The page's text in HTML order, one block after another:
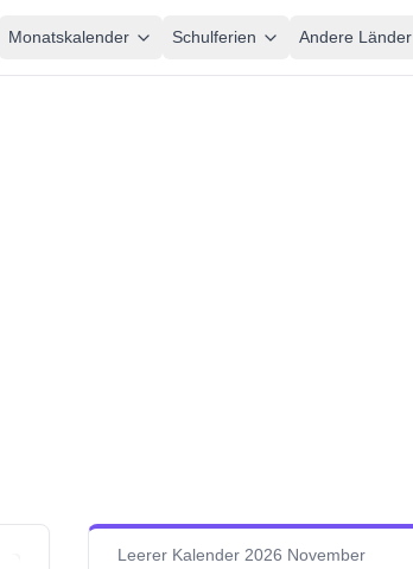
Monatskalender Schulferien Andere Länder
Leerer Kalender 2026 November